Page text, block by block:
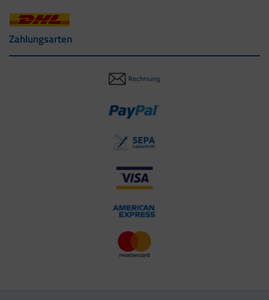
Zahlungsarten